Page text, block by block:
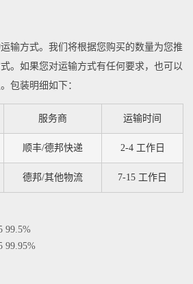
输方式。我们将根据您购买的数量为您推
。如果您对运输方式有任何要求，也可以
包装明细如下：
服务商 运输时间
顺丰/德邦快递 2-4 工作日
德邦/其他物流 7-15 工作日
99.5%
99.95%